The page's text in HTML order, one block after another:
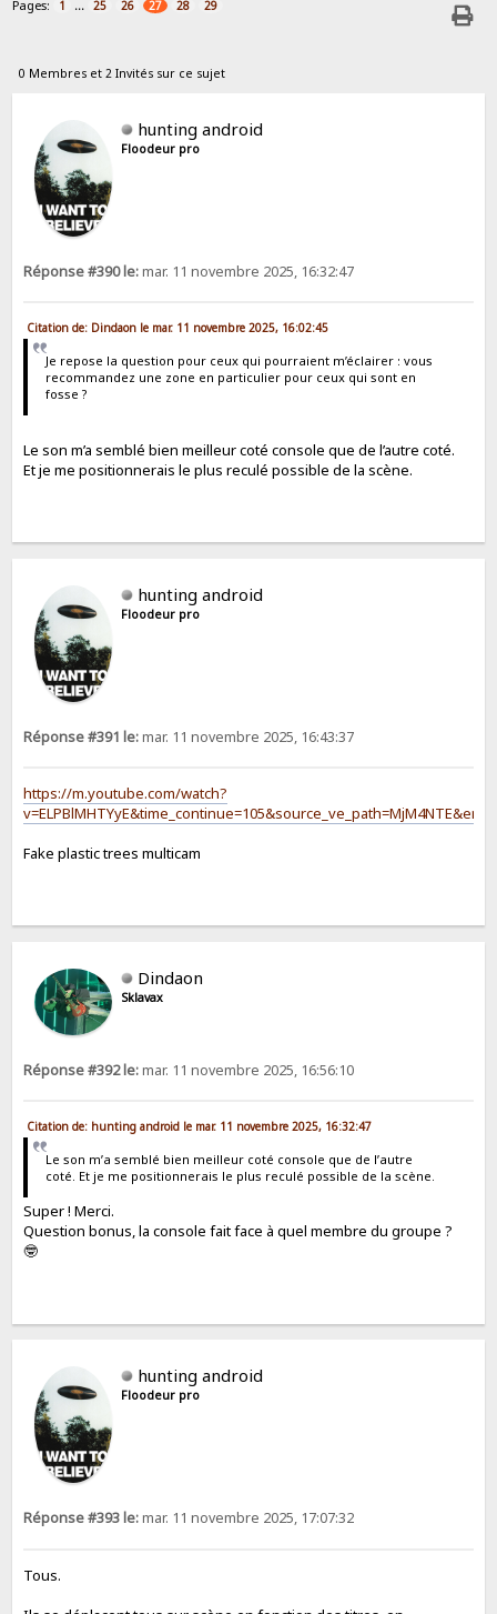
Pages: 1 ... 25 26 27 28 29
0 Membres et 2 Invités sur ce sujet
hunting android
Floodeur pro
Réponse #390 le:mar. 11 novembre 2025, 16:32:47
Citation de: Dindaon le mar. 11 novembre 2025, 16:02:45
Je repose la question pour ceux qui pourraient m’éclairer : vous
recommandez une zone en particulier pour ceux qui sont en
fosse ?
Le son m’a semblé bien meilleur coté console que de l’autre coté.
Et je me positionnerais le plus reculé possible de la scène.
hunting android
Floodeur pro
Réponse #391 le:mar. 11 novembre 2025, 16:43:37
https://m.youtube.com/watch?
Fake plastic trees multicam
Dindaon
Sklavax
Réponse #392 le:mar. 11 novembre 2025, 16:56:10
Citation de: hunting android le mar. 11 novembre 2025, 16:32:47
Le son m’a semblé bien meilleur coté console que de l’autre
coté. Et je me positionnerais le plus reculé possible de la scène.
Super ! Merci.
Question bonus, la console fait face à quel membre du groupe ?
🤓
hunting android
Floodeur pro
Réponse #393 le:mar. 11 novembre 2025, 17:07:32
Tous.